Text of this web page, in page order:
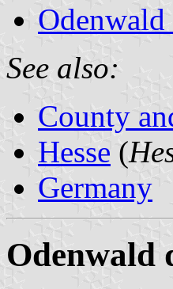
See also:
County
Hesse (
Germany
Odenwald